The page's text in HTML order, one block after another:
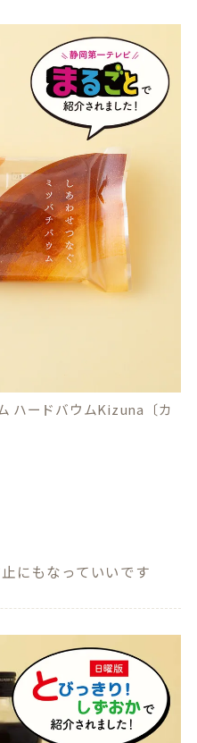
ハードバウムKizuna〔カ
にもなっていいです